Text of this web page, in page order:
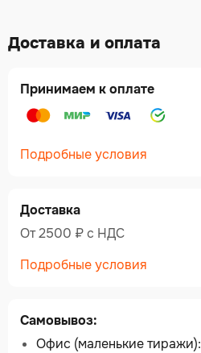
Доставка и оплата
Принимаем к оплате
Подробные условия
Доставка
От 2500 ₽ c НДС
Подробные условия
Самовывоз:
Офис (маленькие тиражи):